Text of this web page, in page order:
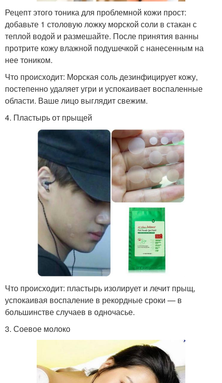
Рецепт этого тоника для проблемной кожи прост:
добавьте 1 столовую ложку морской соли в стакан с
теплой водой и размешайте. После принятия ванны
протрите кожу влажной подушечкой с нанесенным на
нее тоником.
Что происходит: Морская соль дезинфицирует кожу,
постепенно удаляет угри и успокаивает воспаленные
области. Ваше лицо выглядит свежим.
4. Пластырь от прыщей
Что происходит: пластырь изолирует и лечит прыщ,
успокаивая воспаление в рекордные сроки — в
большинстве случаев в одночасье.
3. Соевое молоко